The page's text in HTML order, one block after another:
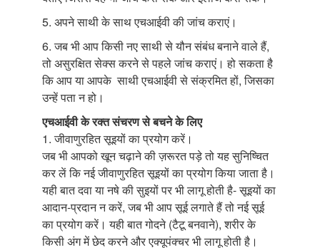
5. अपने साथी के साथ एचआईवी की जांच कराएं।
6. जब भी आप किसी नए साथी से यौन संबंध बनाने वाले हैं,
तो असुरक्षित सेक्स करने से पहले जांच कराएं। हो सकता है
कि आप या आपके साथी एचआईवी से संक्रमित हों, जिसका
उन्हें पता न हो।
एचआईवी के रक्त संचरण से बचने के लिए
1. जीवाणुरहित सूइयों का प्रयोग करें।
जब भी आपको खून चढ़ाने की ज़रूरत पड़े तो यह सुनिष्चित
कर लें कि नई जीवाणुरहित सूइयों का प्रयोग किया जाता है।
यही बात दवा या नषे की सुइयों पर भी लागू होती है- सूइयों का
आदान-प्रदान न करें, जब भी आप सूई लगाते हैं तो नई सूई
का प्रयोग करें। यही बात गोदने (टैटू बनवाने), शरीर के
किसी अंग में छेद करने और एक्यूपंक्चर भी लागू होती है।